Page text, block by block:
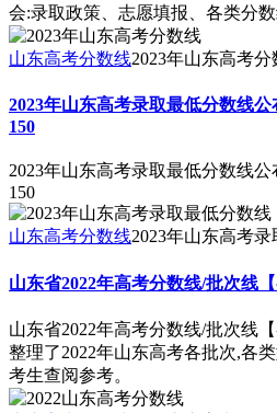
会:录取政策、志愿填报、各类分
山东高考分数线2023年山东高考分
2023年山东高考录取最低分数线
150
2023年山东高考录取最低分数线
150
山东高考分数线2023年山东高考
山东省2022年高考分数线/批次线
山东省2022年高考分数线/批次线
整理了2022年山东高考各批次,各
考生查阅参考。